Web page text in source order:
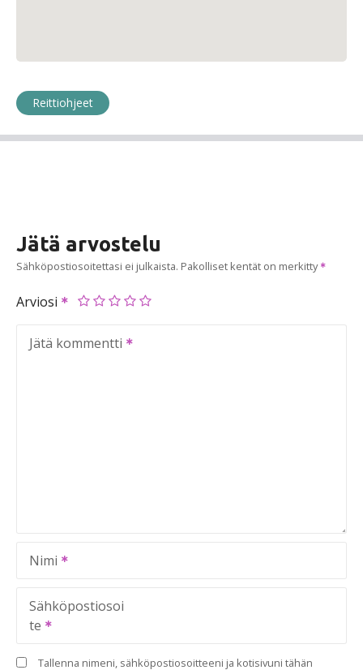
Reittiohjeet
Jätä arvostelu
Sähköpostiosoitettasi ei julkaista. Pakolliset kentät on merkitty
Arviosi
Jätä kommentti
Nimi
Sähköpostiosoi
te
Tallenna nimeni, sähköpostiosoitteeni ja kotisivuni tähän